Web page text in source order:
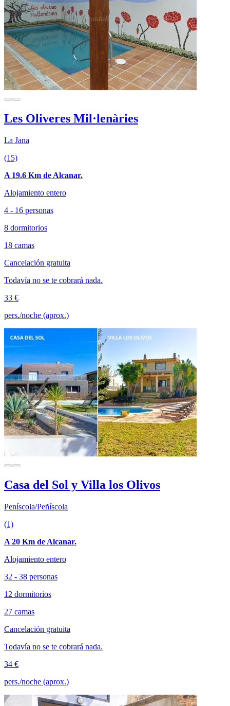
Les Oliveres Mil·lenàries
La Jana
(15)
A 19.6 Km de Alcanar.
Alojamiento entero
4 - 16 personas
8 dormitorios
18 camas
Cancelación gratuita
Todavía no se te cobrará nada.
33 €
pers./noche (aprox.)
Casa del Sol y Villa los Olivos
Peníscola/Peñíscola
(1)
A 20 Km de Alcanar.
Alojamiento entero
32 - 38 personas
12 dormitorios
27 camas
Cancelación gratuita
Todavía no se te cobrará nada.
34 €
pers./noche (aprox.)